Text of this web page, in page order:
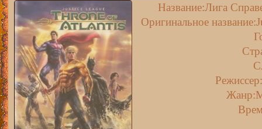
Название:Лига
Оригинальное